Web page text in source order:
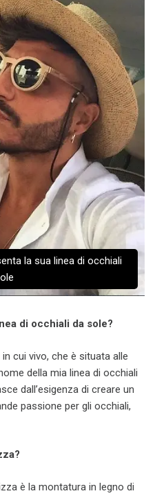
la sua linea di occhiali
di occhiali da sole?
cui vivo, che è situata alle
della mia linea di occhiali
dall’esigenza di creare un
passione per gli occhiali,
è la montatura in legno di